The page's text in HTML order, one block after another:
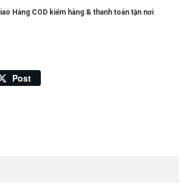
Hàng COD kiểm hàng & thanh toán tận nơi
Post